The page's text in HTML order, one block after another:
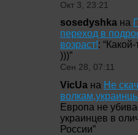
Окт 3, 23:21
sosedyshka на
переход в
возраст!: “
)))”
Сен 28, 07:11
VicUa на Не
Европа не
украинцев в
России”